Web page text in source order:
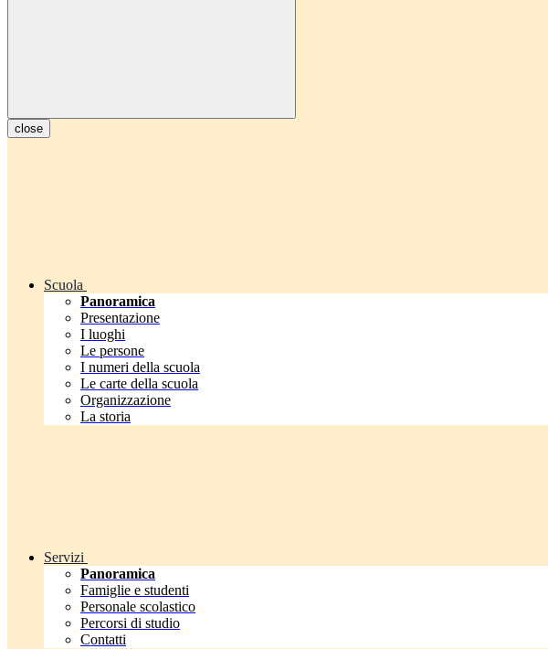
close
Scuola
Panoramica
Presentazione
I luoghi
Le persone
I numeri della scuola
Le carte della scuola
Organizzazione
La storia
Servizi
Panoramica
Famiglie e studenti
Personale scolastico
Percorsi di studio
Contatti